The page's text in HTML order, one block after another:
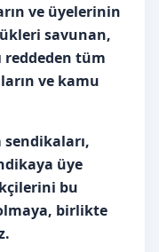
ve üyelerinin
savunan,
reddeden tüm
ve kamu
üye
bu
birlikte